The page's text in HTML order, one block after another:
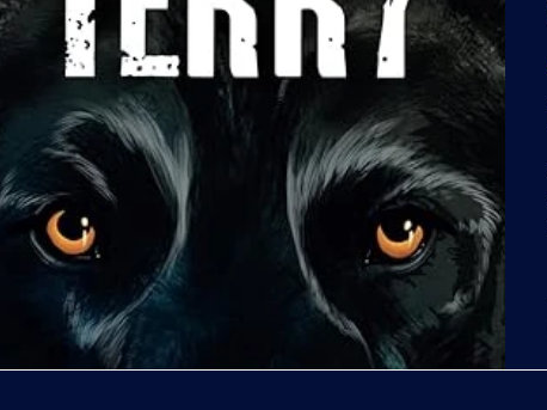
Archeoastronomia Attualità Spazio - Astronomia